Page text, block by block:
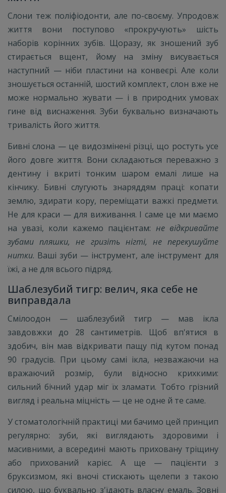
Слони теж поліфіодонти, але по-своєму. Упродовж
життя вони поступово «прокручують» шість
наборів корінних зубів. Щоразу, як зношений зуб
стирається вщент, йому на зміну висувається
наступний — ніби пластини на конвеєрі. Але коли
зношується останній, шостий комплект, слон вже не
може нормально жувати — і в природних умовах
гине від виснаження. Зуби буквально визначають
тривалість його життя.
Бивні слона — це видозмінені різці, що ростуть усе
його довге життя. Вони складаються переважно з
дентину і вкриті тонким шаром емалі лише на
кінчику. Бивні слугують знаряддям праці: копати
землю, здирати кору, переміщати важкі предмети.
Не для краси — для виживання. І саме це ми маємо
на увазі, коли кажемо пацієнтам: не відкривайте
зубами пляшки, не гризіть нігті, не перекушуйте
нитки. Ваші зуби — інструмент, але інструмент для
їжі, а не для всього підряд.
Шаблезубий тигр: велич, яка себе не
виправдала
Смілоодон — шаблезубий тигр — мав ікла
завдовжки до 28 сантиметрів. Щоб вп'ятися в
здобич, він мав відкривати пащу під кутом понад
90 градусів. При цьому самі ікла, незважаючи на
вражаючий розмір, були відносно крихкими:
сильний бічний удар міг їх зламати. Тобто грізний
вигляд і реальна міцність — це не одне й те саме.
У стоматологічній практиці ми бачимо цей принцип
регулярно: зуби, які виглядають здоровими і
масивними, а всередині мають приховану тріщину
або прихований карієс. А ще — пацієнти з
бруксизмом, які вночі стискають щелепи з такою
силою, що буквально з'їдають власну емаль. Зовні